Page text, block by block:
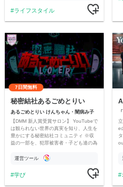
ライフスタイル
7日間無料
秘密結社あるごめとりい
あるごめとりい けんちゃん・闇病み子
【DMM 新人賞受賞サロン】 YouTubeで
は観られない世界の真実を知り、人生を
豊かにする秘密結社コミュニティ ※収
益の一部を、犯罪被害者・子ども達の為
す運営ツール
学び
e